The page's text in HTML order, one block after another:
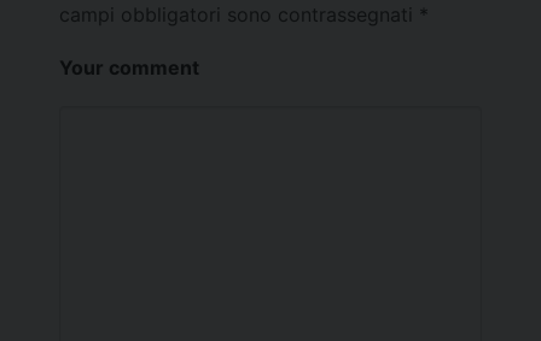
campi obbligatori sono contrassegnati *
Your comment